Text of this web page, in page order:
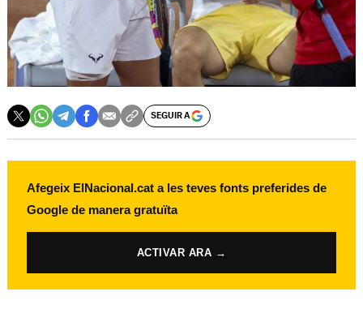
SEGUIR A
Afegeix ElNacional.cat a les teves fonts preferides de
Google de manera gratuïta
ACTIVAR ARA →